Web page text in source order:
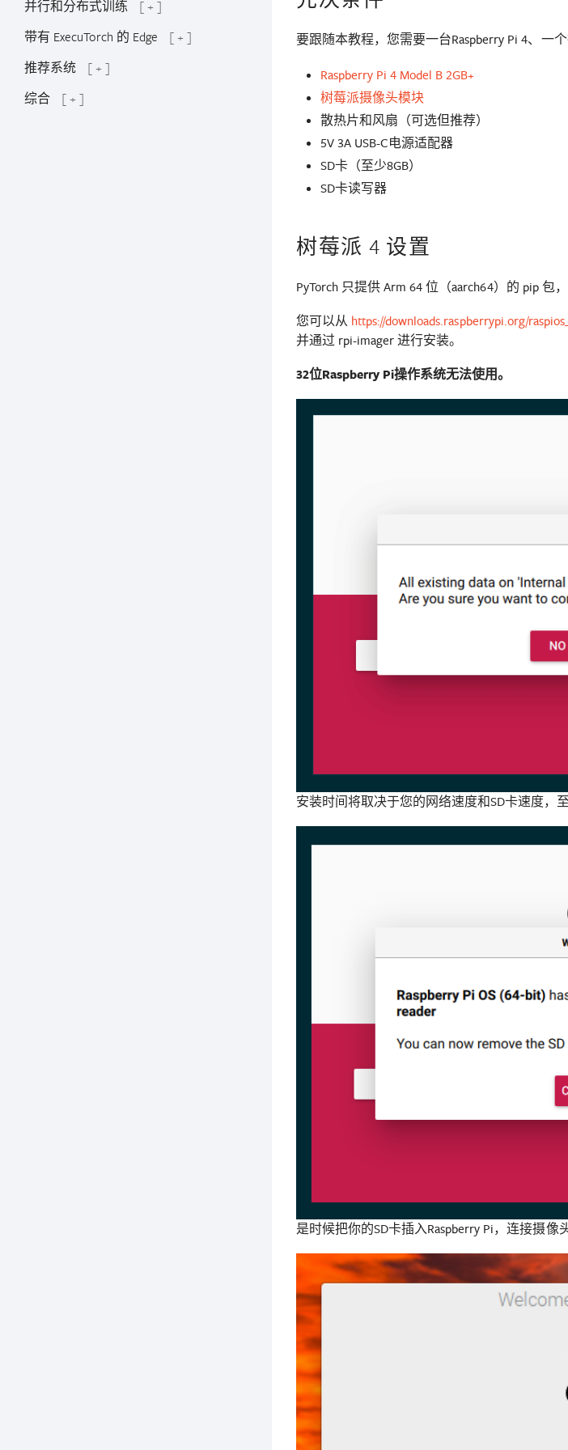
并行和分布式训练
[ + ]
带有 ExecuTorch 的 Edge
[ + ]
推荐系统
[ + ]
综合
[ + ]
要跟随本教程，您需要一台Raspberry Pi 4、一
Raspberry Pi 4 Model B 2GB+
树莓派摄像头模块
散热片和风扇（可选但推荐）
5V 3A USB-C电源适配器
SD卡（至少8GB）
SD卡读写器
树莓派 4 设置
PyTorch 只提供 Arm 64 位（aarch64）的 pip 包
您可以从 https://downloads.raspberrypi.org/
并通过 rpi-imager 进行安装。
32位Raspberry Pi操作系统无法使用。
安装时间将取决于您的网络速度和SD卡速度，
是时候把你的SD卡插入Raspberry Pi，连接摄像